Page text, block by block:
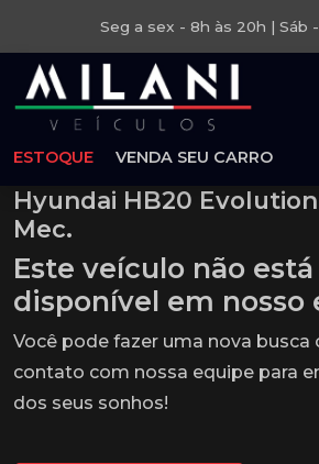
Seg a sex - 8h às 20h | Sáb
ESTOQUE VENDA SEU CARRO
Hyundai HB20 Evolution
Mec.
Este veículo não
disponível em nosso
Você pode fazer uma nova busca
contato com nossa equipe para
dos seus sonhos!